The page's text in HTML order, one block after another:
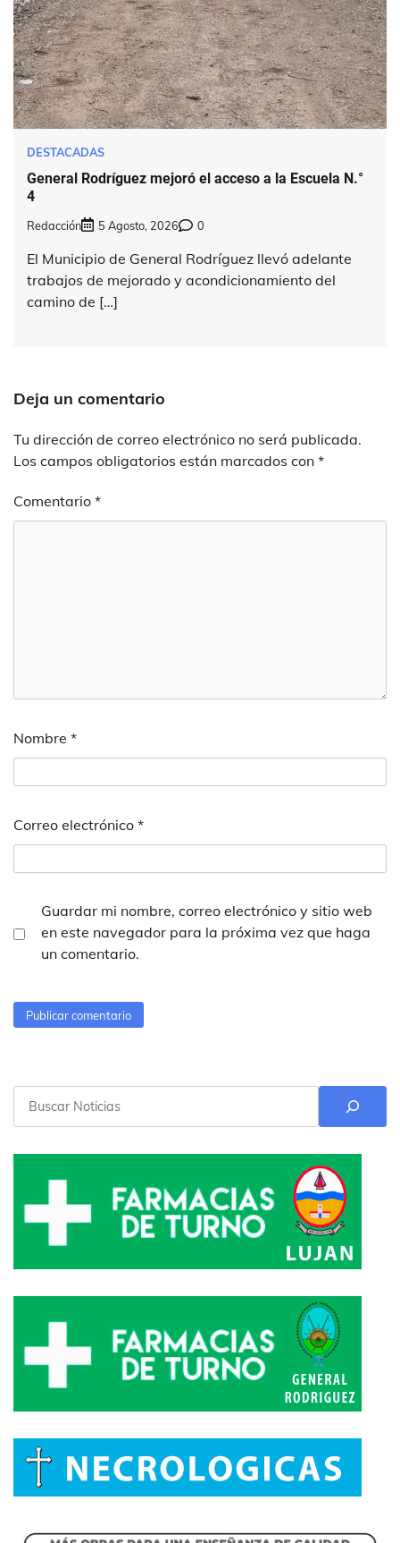
DESTACADAS
General Rodríguez mejoró el acceso a la Escuela N.°
4
Redacción 5 Agosto, 2026 0
El Municipio de General Rodríguez llevó adelante
trabajos de mejorado y acondicionamiento del
camino de […]
Deja un comentario
Tu dirección de correo electrónico no será publicada.
Los campos obligatorios están marcados con *
Comentario *
Nombre *
Correo electrónico *
Guardar mi nombre, correo electrónico y sitio web
en este navegador para la próxima vez que haga
un comentario.